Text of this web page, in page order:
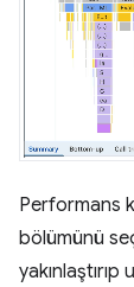
Performans
bölümünü